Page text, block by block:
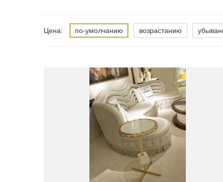
Цена: по-умолчанию возрастанию